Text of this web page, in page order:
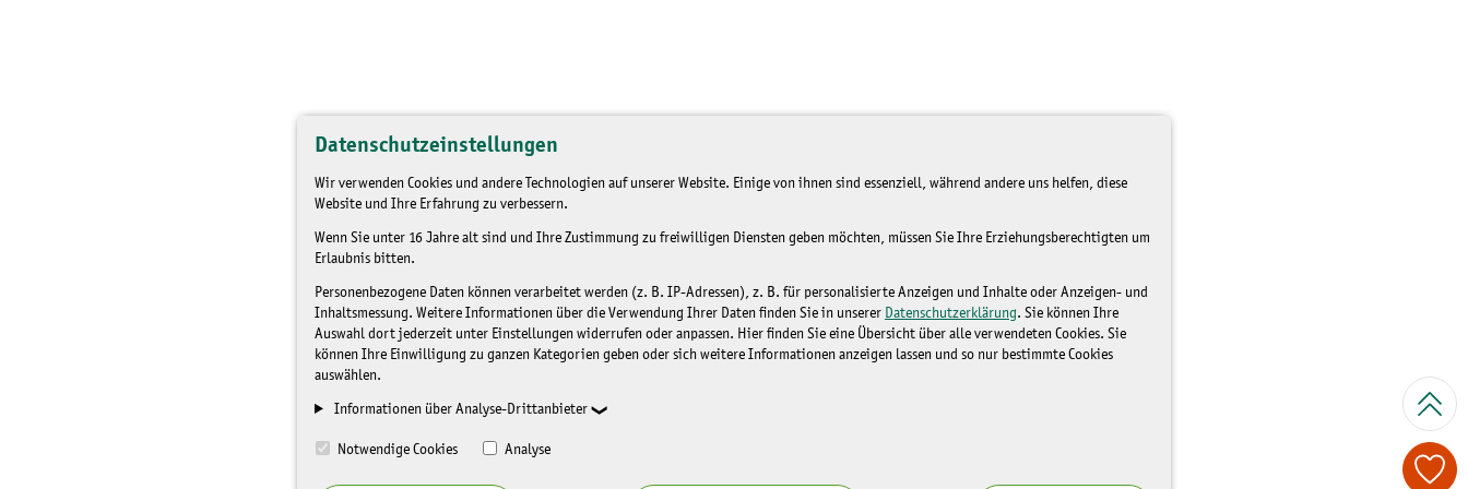
Datenschutzeinstellungen
Wir verwenden Cookies und andere Technologien auf unserer Website. Einige von ihnen sind essenziell, während andere uns helfen, diese
Website und Ihre Erfahrung zu verbessern.
Wenn Sie unter 16 Jahre alt sind und Ihre Zustimmung zu freiwilligen Diensten geben möchten, müssen Sie Ihre Erziehungsberechtigten um
Erlaubnis bitten.
Personenbezogene Daten können verarbeitet werden (z. B. IP-Adressen), z. B. für personalisierte Anzeigen und Inhalte oder Anzeigen- und
Inhaltsmessung. Weitere Informationen über die Verwendung Ihrer Daten finden Sie in unserer Datenschutzerklärung. Sie können Ihre
Auswahl dort jederzeit unter Einstellungen widerrufen oder anpassen. Hier finden Sie eine Übersicht über alle verwendeten Cookies. Sie
können Ihre Einwilligung zu ganzen Kategorien geben oder sich weitere Informationen anzeigen lassen und so nur bestimmte Cookies
auswählen.
Informationen über Analyse-Drittanbieter
Notwendige Cookies Analyse
Spenden Sie